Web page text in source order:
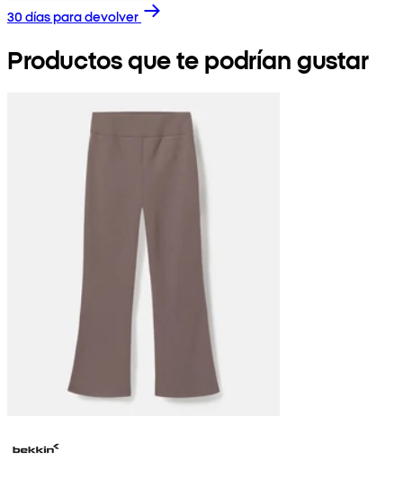
30 días para devolver
Productos que te podrían gustar